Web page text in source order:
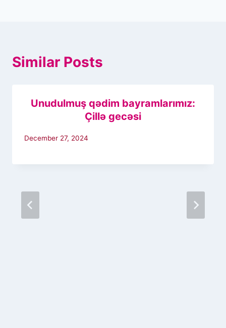
Similar Posts
Unudulmuş qədim bayramlarımız:
Çillə gecəsi
December 27, 2024